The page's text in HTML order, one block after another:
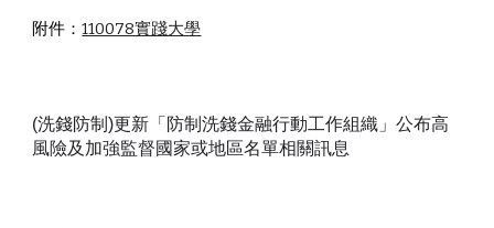
附件：110078實踐大學
(洗錢防制)更新「防制洗錢金融行動工作組織」公布高
風險及加強監督國家或地區名單相關訊息